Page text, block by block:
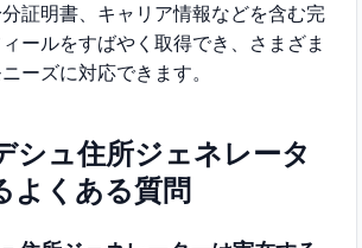
証明書、キャリア情報などを含む完
ールをすばやく取得でき、さまざま
ーズに対応できます。
シュ住所ジェネレータ
よくある質問